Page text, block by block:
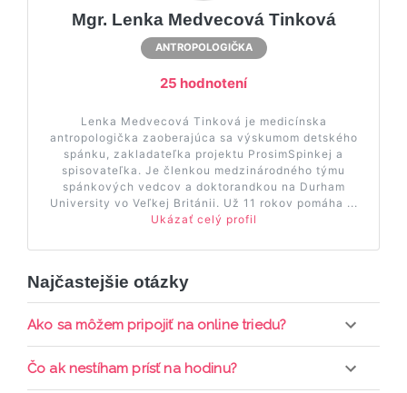
Mgr. Lenka Medvecová Tinková
ANTROPOLOGIČKA
25 hodnotení
Lenka Medvecová Tinková je medicínska
antropologička zaoberajúca sa výskumom detského
spánku, zakladateľka projektu ProsimSpinkej a
spisovateľka. Je členkou medzinárodného týmu
spánkových vedcov a doktorandkou na Durham
University vo Veľkej Británii. Už 11 rokov pomáha ...
Ukázať celý profil
Najčastejšie otázky
Ako sa môžem pripojiť na online triedu?
Pripojenie do online triedy prebieha priamo cez
Čo ak nestíham prísť na hodinu?